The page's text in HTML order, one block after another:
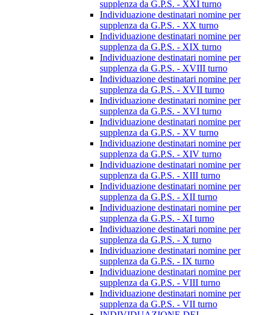
supplenza da G.P.S. - XXI turno
Individuazione destinatari nomine per
supplenza da G.P.S. - XX turno
Individuazione destinatari nomine per
supplenza da G.P.S. - XIX turno
Individuazione destinatari nomine per
supplenza da G.P.S. - XVIII turno
Individuazione destinatari nomine per
supplenza da G.P.S. - XVII turno
Individuazione destinatari nomine per
supplenza da G.P.S. - XVI turno
Individuazione destinatari nomine per
supplenza da G.P.S. - XV turno
Individuazione destinatari nomine per
supplenza da G.P.S. - XIV turno
Individuazione destinatari nomine per
supplenza da G.P.S. - XIII turno
Individuazione destinatari nomine per
supplenza da G.P.S. - XII turno
Individuazione destinatari nomine per
supplenza da G.P.S. - XI turno
Individuazione destinatari nomine per
supplenza da G.P.S. - X turno
Individuazione destinatari nomine per
supplenza da G.P.S. - IX turno
Individuazione destinatari nomine per
supplenza da G.P.S. - VIII turno
Individuazione destinatari nomine per
supplenza da G.P.S. - VII turno